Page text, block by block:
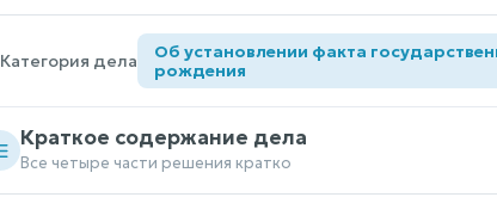
Категория дела
Об установлении факта
рождения
Краткое содержание дела
Все четыре части решения кратко